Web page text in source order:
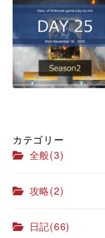
カテゴリー
全般(3)
攻略(2)
日記(66)